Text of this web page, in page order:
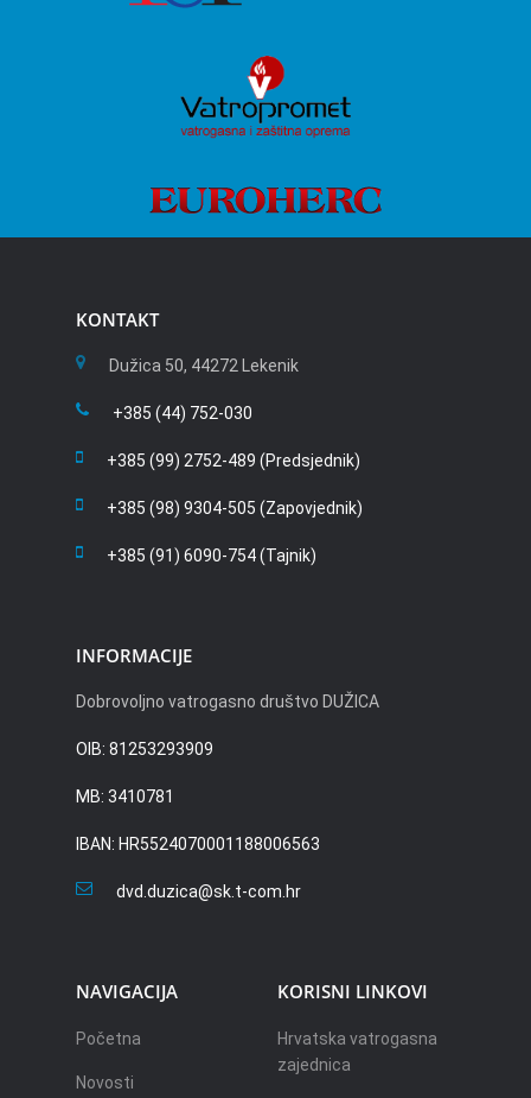
KONTAKT
Dužica 50, 44272 Lekenik
+385 (44) 752-030
+385 (99) 2752-489 (Predsjednik)
+385 (98) 9304-505 (Zapovjednik)
+385 (91) 6090-754 (Tajnik)
INFORMACIJE
Dobrovoljno vatrogasno društvo DUŽICA
OIB: 81253293909
MB: 3410781
IBAN: HR5524070001188006563
dvd.duzica@sk.t-com.hr
NAVIGACIJA
Početna
Novosti
KORISNI LINKOVI
Hrvatska vatrogasna
zajednica